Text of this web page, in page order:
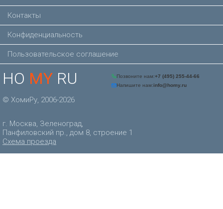
HO MY RU
© ХомиРу, 2006-2026
г. Москва, Зеленоград,
Панфиловский пр., дом 8, строение 1
Схема проезда
Контакты
Конфиденциальность
Пользовательское соглашение
Позвоните нам:+7 (495)